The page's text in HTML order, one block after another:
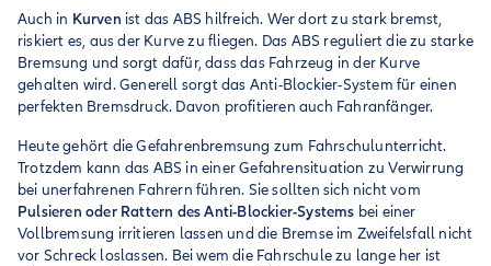
Auch in Kurven ist das ABS hilfreich. Wer dort zu stark bremst,
riskiert es, aus der Kurve zu fliegen. Das ABS reguliert die zu starke
Bremsung und sorgt dafür, dass das Fahrzeug in der Kurve
gehalten wird. Generell sorgt das Anti-Blockier-System für einen
perfekten Bremsdruck. Davon profitieren auch Fahranfänger.
Heute gehört die Gefahrenbremsung zum Fahrschulunterricht.
Trotzdem kann das ABS in einer Gefahrensituation zu Verwirrung
bei unerfahrenen Fahrern führen. Sie sollten sich nicht vom
Pulsieren oder Rattern des Anti-Blockier-Systems bei einer
Vollbremsung irritieren lassen und die Bremse im Zweifelsfall nicht
vor Schreck loslassen. Bei wem die Fahrschule zu lange her ist